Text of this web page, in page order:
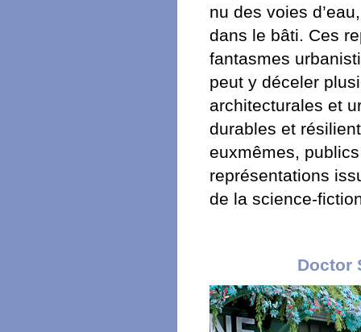
nu des voies
dans le bâti. Ces
fantasmes
peut y déceler
architecturales et
durables et
euxmêmes,
représentations
de la science-
Doctor